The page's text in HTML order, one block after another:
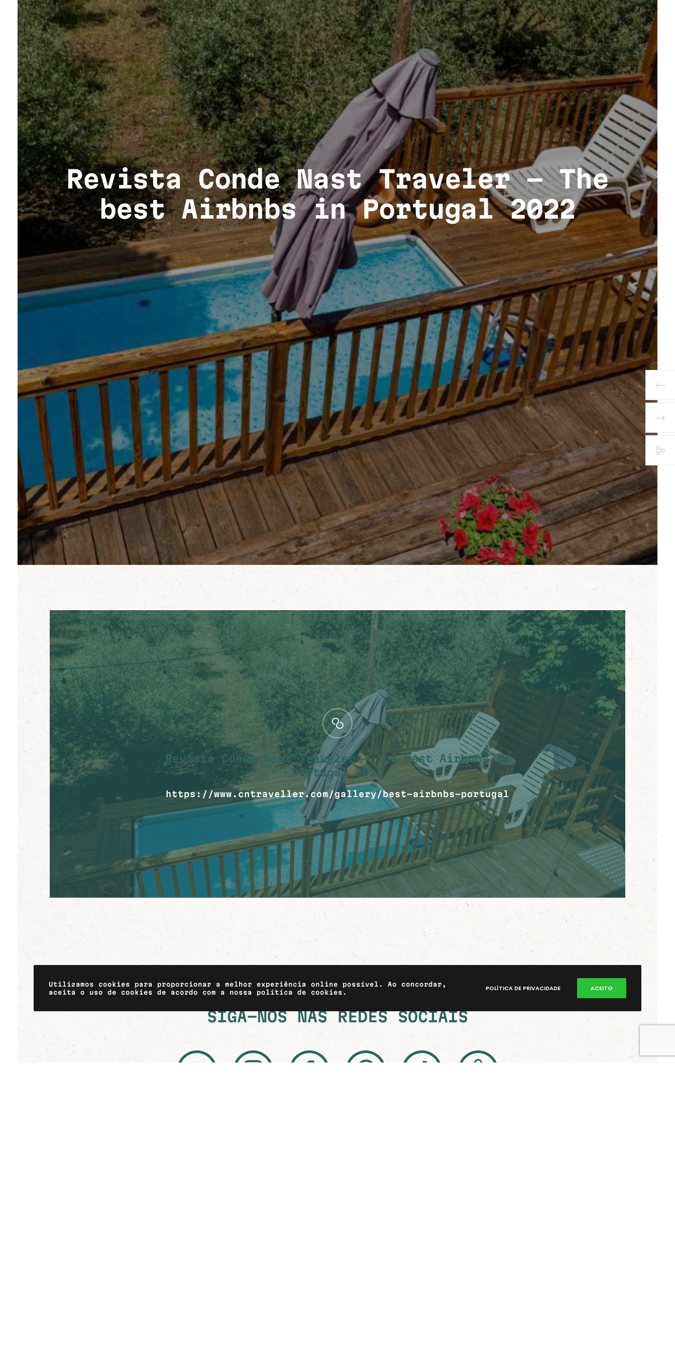
Revista Conde Nast Traveler – The
best Airbnbs in Portugal 2022
Revista Conde Nast Traveler – The best Airbnbs in
Portugal 2022
https://www.cntraveller.com/gallery/best-airbnbs-portugal
SIGA-NOS NAS REDES SOCIAIS
Utilizamos cookies para proporcionar a melhor experiência online possível. Ao concordar,
aceita o uso de cookies de acordo com a nossa política de cookies.
POLÍTICA DE PRIVACIDADE ACEITO